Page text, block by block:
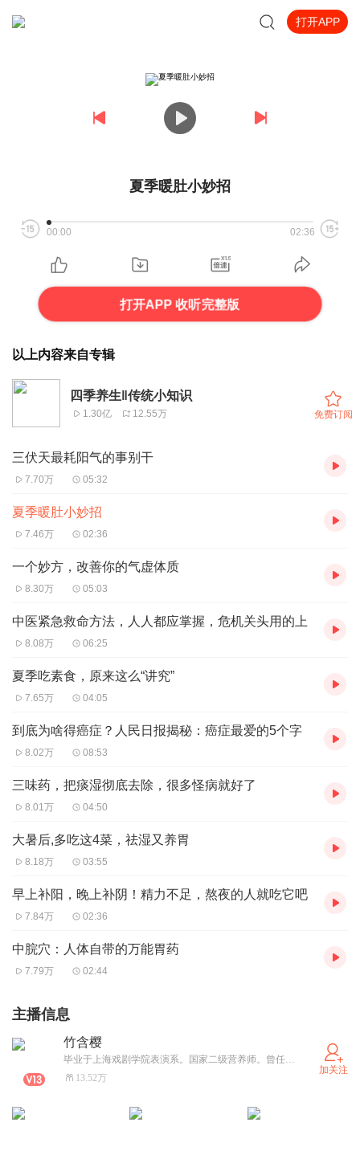
打开APP
夏季暖肚小妙招
00:00 02:36
打开APP 收听完整版
以上内容来自专辑
四季养生‖传统小知识
1.30亿 12.55万 免费订阅
三伏天最耗阳气的事别干
7.70万 05:32
夏季暖肚小妙招
7.46万 02:36
一个妙方，改善你的气虚体质
8.30万 05:03
中医紧急救命方法，人人都应掌握，危机关头用的上
8.08万 06:25
夏季吃素食，原来这么“讲究”
7.65万 04:05
到底为啥得癌症？人民日报揭秘：癌症最爱的5个字
8.02万 08:53
三味药，把痰湿彻底去除，很多怪病就好了
8.01万 04:50
大暑后,多吃这4菜，祛湿又养胃
8.18万 03:55
早上补阳，晚上补阴！精力不足，熬夜的人就吃它吧
7.84万 02:36
中脘穴：人体自带的万能胃药
7.79万 02:44
主播信息
竹含樱
毕业于上海戏剧学院表演系。国家二级营养师。曾任山西卫视《家有喜事》栏目消费顾问、贵州电视台家有购物《家有大当家》主持人。曾参演影视作品《血未冷》《剑谍》《少年血》等
13.52万
加关注